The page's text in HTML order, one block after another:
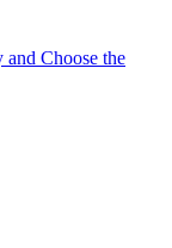
Choose the